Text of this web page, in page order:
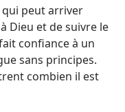
qui peut arriver
Dieu et de suivre le
confiance à un
sans principes.
combien il est